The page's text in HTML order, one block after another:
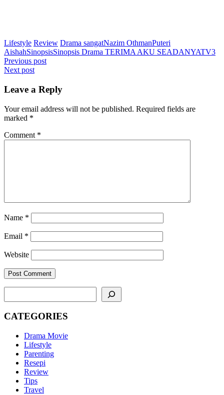
Lifestyle Review Drama sangatNazim OthmanPuteri
AishahSinopsisSinopsis Drama TERIMA AKU SEADANYATV3
Post
navigation
Previous post
Next post
Leave a Reply
Your email address will not be published. Required fields are
marked *
Comment *
Name *
Email *
Website
CATEGORIES
Drama Movie
Lifestyle
Parenting
Resepi
Review
Tips
Travel